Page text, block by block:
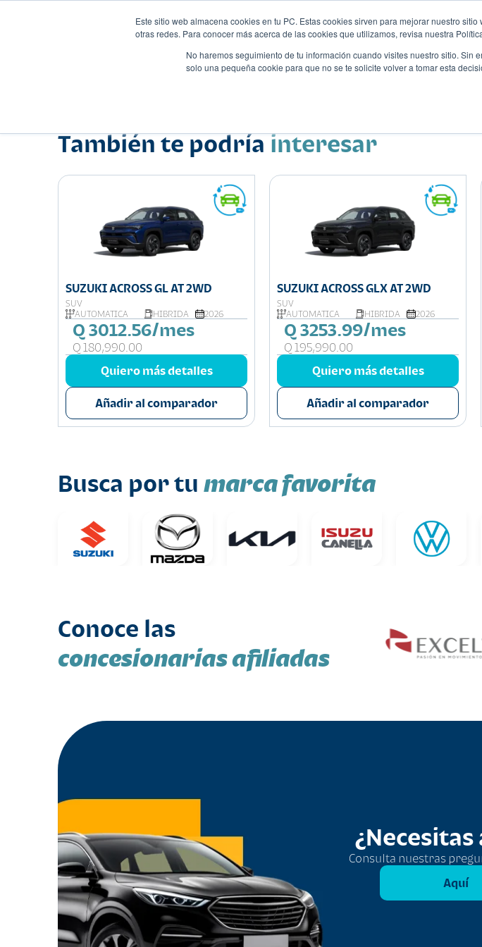
Este sitio web almacena cookies en tu PC. Estas cookies sirven para mejorar nuestro
otras redes. Para conocer más acerca de las cookies que utilizamos, revisa nuestra
No haremos seguimiento de tu información cuando visites nuestro sitio.
solo una pequeña cookie para que no se te solicite volver a tomar esta
También te podría interesar
SUZUKI ACROSS GL AT 2WD
SUV
AUTOMÁTICA
HIBRIDA 2026
Q 3012.56/mes
Q 180,990.00
Quiero más detalles
Añadir al comparador
SUZUKI ACROSS GLX AT 2WD
SUV
AUTOMÁTICA
HIBRIDA 2026
Q 3253.99/mes
Q 195,990.00
Quiero más detalles
Añadir al comparador
Busca por tu marca favorita
Conoce las
concesionarias afiliadas
¿Necesitas
Consulta nuestras
Aquí